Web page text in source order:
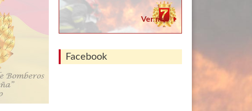
Ver más
Facebook